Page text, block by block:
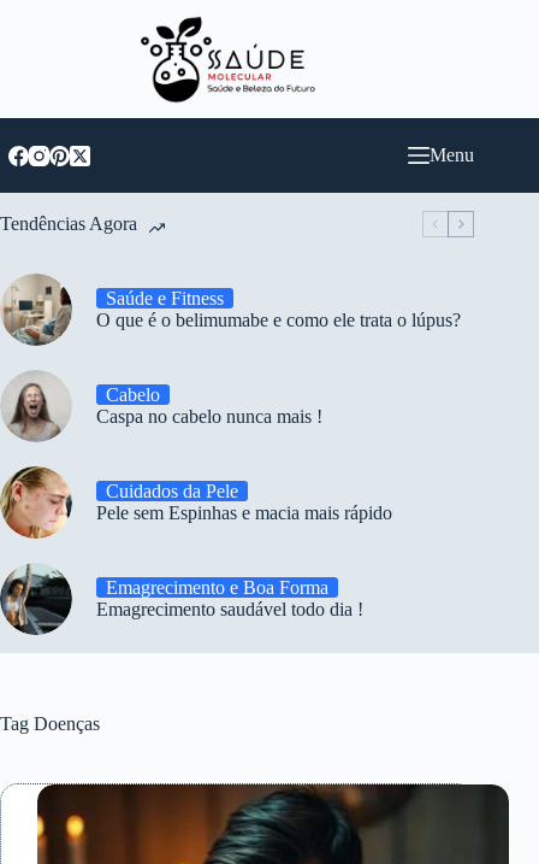
Menu
Tendências Agora
Saúde e Fitness
O que é o belimumabe e como ele trata o lúpus?
Cabelo
Caspa no cabelo nunca mais !
Cuidados da Pele
Pele sem Espinhas e macia mais rápido
Emagrecimento e Boa Forma
Emagrecimento saudável todo dia !
Tag Doenças